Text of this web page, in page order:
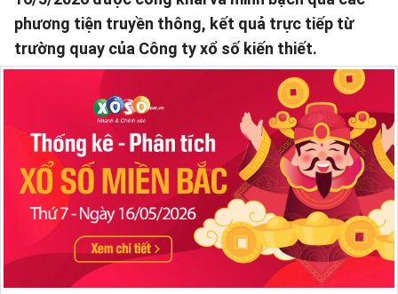
phương tiện truyền thông, kết quả trực tiếp từ
trường quay của Công ty xổ số kiến thiết.